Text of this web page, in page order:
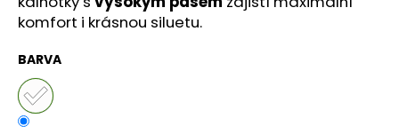
komfort i krásnou siluetu.
BARVA
p
r
u
č
u